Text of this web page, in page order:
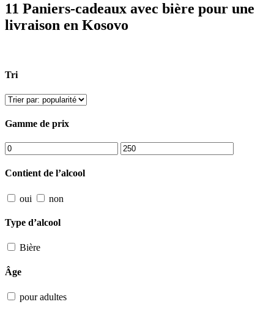
11 Paniers-cadeaux avec bière pour une
livraison en Kosovo
Tri
Gamme de prix
Contient de l’alcool
oui non
Type d’alcool
Bière
Âge
pour adultes